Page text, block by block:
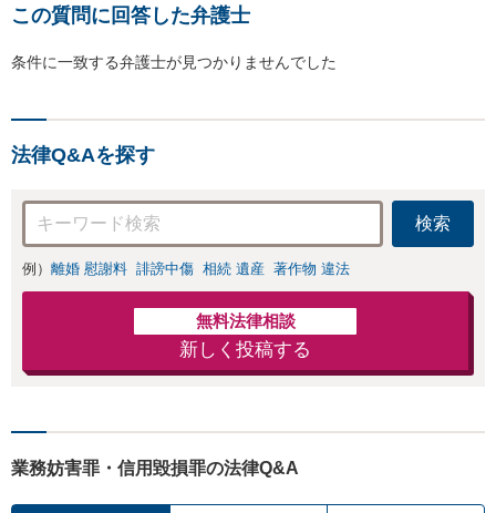
この質問に回答した弁護士
条件に一致する弁護士が見つかりませんでした
法律Q&Aを探す
検索
例） 離婚 慰謝料 誹謗中傷 相続 遺産 著作物 違法
無料法律相談
新しく投稿する
業務妨害罪・信用毀損罪の法律Q&A